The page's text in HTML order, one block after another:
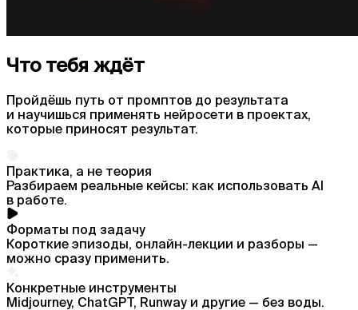
Что тебя ждёт
Пройдёшь путь от промптов до результата
и научишься применять нейросети в проектах,
которые приносят результат.
Практика, а не теория
Разбираем реальные кейсы: как использовать AI
в работе.
Форматы под задачу
Короткие эпизоды, онлайн-лекции и разборы —
можно сразу применить.
Конкретные инструменты
Midjourney, ChatGPT, Runway и другие — без воды.